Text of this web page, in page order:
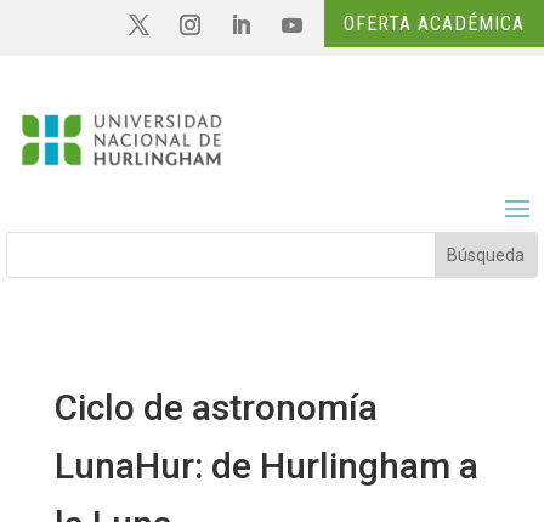
OFERTA ACADÉMICA
Ciclo de astronomía
LunaHur: de Hurlingham a